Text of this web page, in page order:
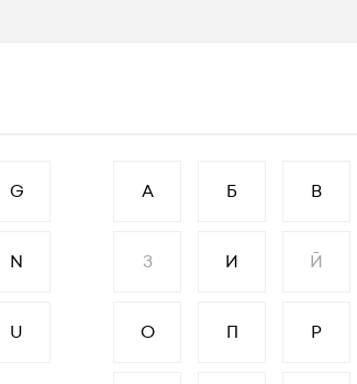
G
N
U
А Б В
З И Й
О П Р